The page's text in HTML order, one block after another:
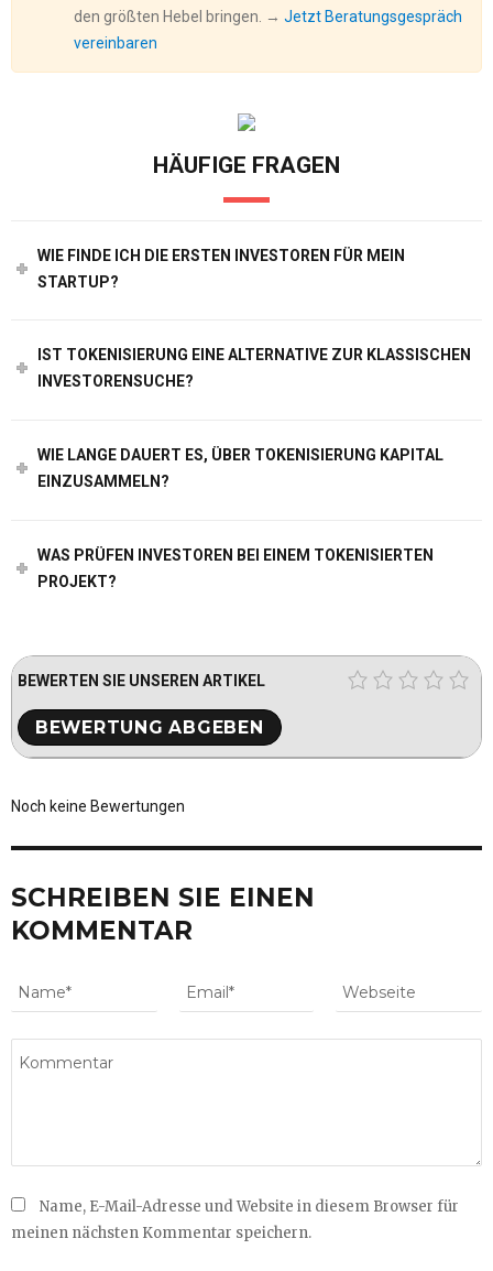
den größten Hebel bringen. → Jetzt Beratungsgespräch
vereinbaren
HÄUFIGE FRAGEN
WIE FINDE ICH DIE ERSTEN INVESTOREN FÜR MEIN
STARTUP?
IST TOKENISIERUNG EINE ALTERNATIVE ZUR KLASSISCHEN
INVESTORENSUCHE?
WIE LANGE DAUERT ES, ÜBER TOKENISIERUNG KAPITAL
EINZUSAMMELN?
WAS PRÜFEN INVESTOREN BEI EINEM TOKENISIERTEN
PROJEKT?
BEWERTEN SIE UNSEREN ARTIKEL
Noch keine Bewertungen
SCHREIBEN SIE EINEN
KOMMENTAR
Name, E-Mail-Adresse und Website in diesem Browser für
meinen nächsten Kommentar speichern.